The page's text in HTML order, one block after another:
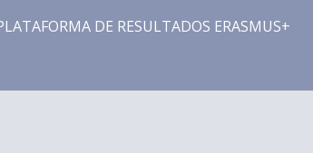
DE RESULTADOS ERASMUS+